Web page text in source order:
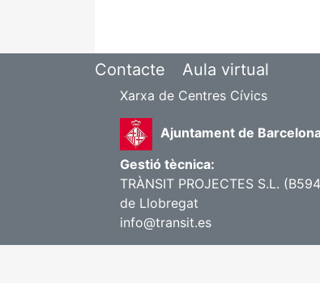
Contacte Aula virtual
Xarxa de Centres Cívics
Ajuntament de
Gestió tècnica:
TRÀNSIT PROJECTES S.L.
de Llobregat
info@transit.es